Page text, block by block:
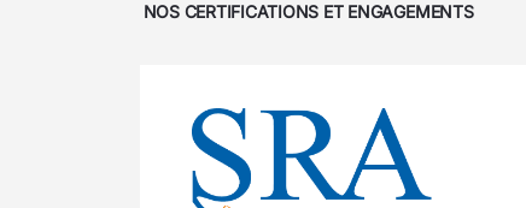
NOS CERTIFICATIONS ET ENGAGEMENTS